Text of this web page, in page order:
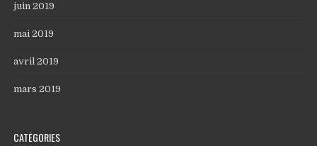
juin 2019
mai 2019
avril 2019
mars 2019
CATÉGORIES